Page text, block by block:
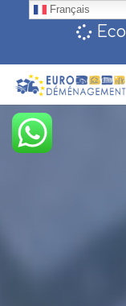
Français